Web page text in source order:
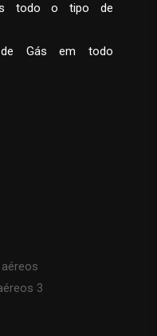
todo o tipo de
de Gás em todo